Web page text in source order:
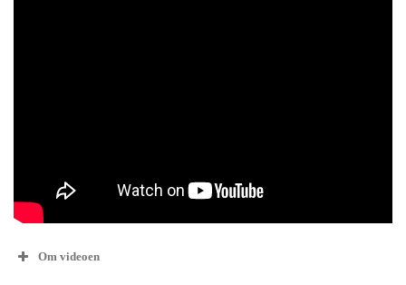
Om videoen